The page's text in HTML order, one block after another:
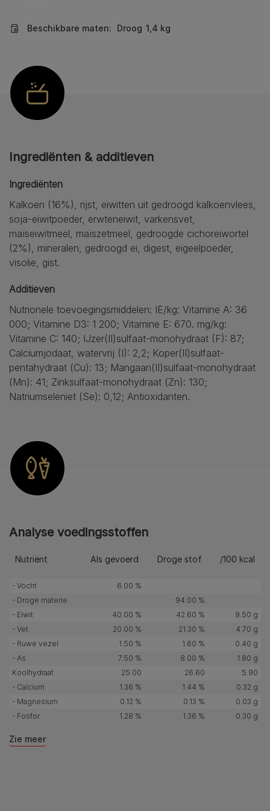
Beschikbare maten: Droog 1,4 kg
Ingrediënten & additieven
Ingrediënten
Kalkoen (16%), rijst, eiwitten uit gedroogd kalkoenvlees,
soja-eiwitpoeder, erwteneiwit, varkensvet,
maïseiwitmeel, maïszetmeel, gedroogde cichoreiwortel
(2%), mineralen, gedroogd ei, digest, eigeelpoeder,
visolie, gist.
Additieven
Nutrionele toevoegingsmiddelen: IE/kg: Vitamine A: 36
000; Vitamine D3: 1 200; Vitamine E: 670. mg/kg:
Vitamine C: 140; IJzer(II)sulfaat-monohydraat (F): 87;
Calciumjodaat, watervrij (I): 2,2; Koper(II)sulfaat-
pentahydraat (Cu): 13; Mangaan(II)sulfaat-monohydraat
(Mn): 41; Zinksulfaat-monohydraat (Zn): 130;
Natriumseleniet (Se): 0,12; Antioxidanten.
Analyse voedingsstoffen
Nutriënt Als gevoerd Droge stof /100 kcal
- Vocht
6.00 %
- Droge materie
94.00 %
- Eiwit
40.00 % 42.60 %
9.50 g
- Vet
20.00 % 21.30 %
4.70 g
- Ruwe vezel
1.50 % 1.60 %
0.40 g
- As
7.50 % 8.00 %
1.80 g
Koolhydraat
25.00 26.60
5.90
- Calcium
1.36 % 1.44 %
0.32 g
- Magnesium
0.12 % 0.13 %
0.03 g
- Fosfor
1.28 % 1.36 % 0.30 g
Zie meer